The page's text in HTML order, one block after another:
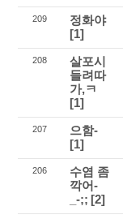
209
정화야
[1]
208
살포시
들려따
가,ㅋ
[1]
207
으함-
[1]
206
수염 좀
깍어-
_-;; [2]